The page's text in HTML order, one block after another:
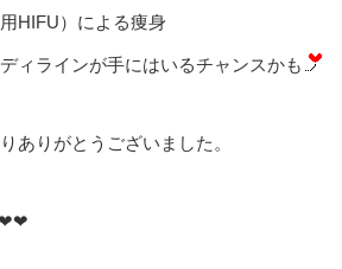
HIFU）による痩身
ィラインが手にはいるチャンスかも
ありがとうございました。